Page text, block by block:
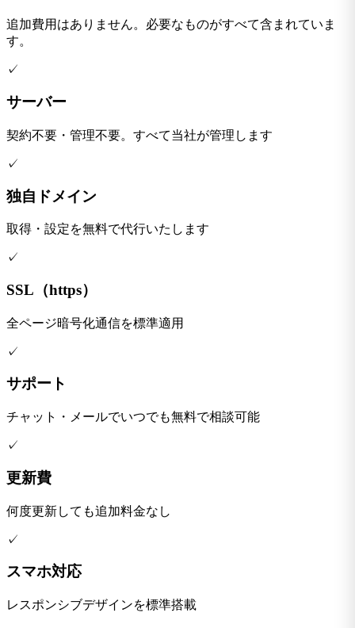
追加費用はありません。必要なものがすべて含まれていま
す。
✓
サーバー
契約不要・管理不要。すべて当社が管理します
✓
独自ドメイン
取得・設定を無料で代行いたします
✓
SSL（https）
全ページ暗号化通信を標準適用
✓
サポート
チャット・メールでいつでも無料で相談可能
✓
更新費
何度更新しても追加料金なし
✓
スマホ対応
レスポンシブデザインを標準搭載